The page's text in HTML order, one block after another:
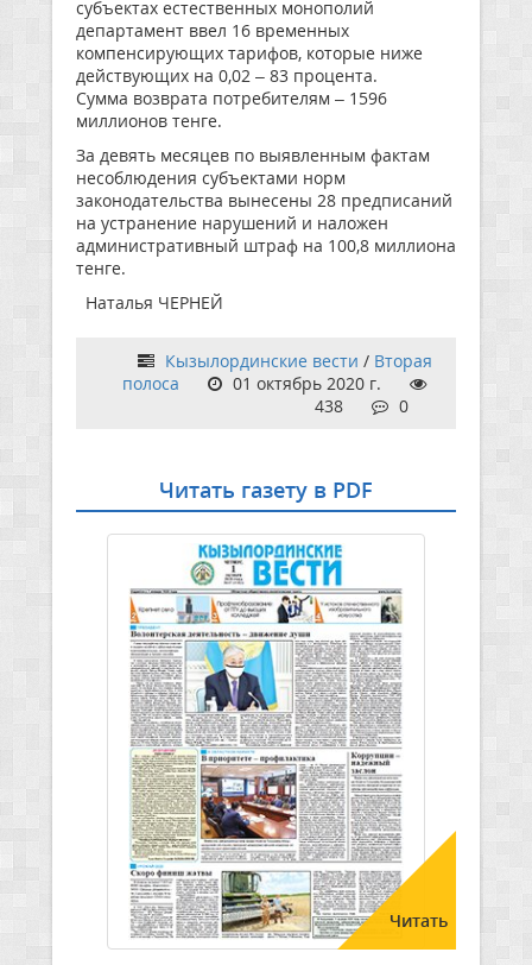
субъектах естественных монополий
департамент ввел 16 временных
компенсирующих тарифов, которые ниже
действующих на 0,02 – 83 процента.
Сумма возврата потребителям – 1596
миллионов тенге.
За девять месяцев по выявленным фактам
несоблюдения субъектами норм
законодательства вынесены 28 предписаний
на устранение нарушений и наложен
административный штраф на 100,8 миллиона
тенге.
Наталья ЧЕРНЕЙ
Кызылординские вести / Вторая
полоса
01 октябрь 2020 г.
438
0
Читать газету в PDF
Читать